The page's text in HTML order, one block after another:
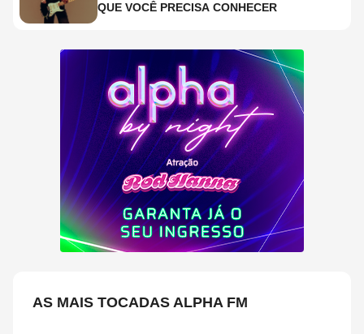
QUE VOCÊ PRECISA CONHECER
AS MAIS TOCADAS ALPHA FM